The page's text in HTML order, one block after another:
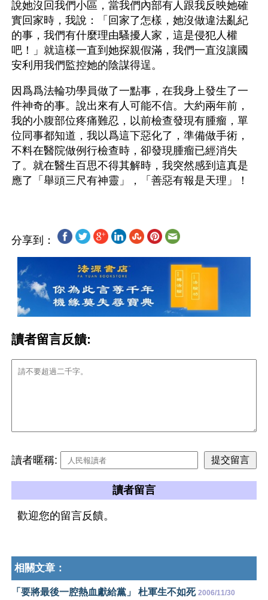
說她沒回我們小區，當我們內部有人跟我反映她確
實回家時，我說：「回家了怎樣，她沒做違法亂紀
的事，我們有什麼理由騷擾人家，這是侵犯人權
吧！」就這樣一直到她探親假滿，我們一直沒讓國
安利用我們監控她的陰謀得逞。
因爲爲法輪功學員做了一點事，在我身上發生了一
件神奇的事。說出來有人可能不信。大約兩年前，
我的小腹部位疼痛難忍，以前檢查發現有腫瘤，單
位同事都知道，我以爲這下惡化了，準備做手術，
不料在醫院做例行檢查時，卻發現腫瘤已經消失
了。就在醫生百思不得其解時，我突然感到這真是
分享到：
讀者留言反饋:
讀者暱稱:
讀者留言
歡迎您的留言反饋。
相關文章：
「要將最後一腔熱血獻給黨」 杜軍生不如死 2006/11/30